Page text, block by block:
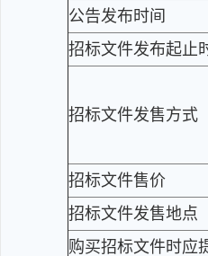
公告发布时间
招标文件发布起止
招标文件发售方式
招标文件售价
招标文件发售地点
购买招标文件时应